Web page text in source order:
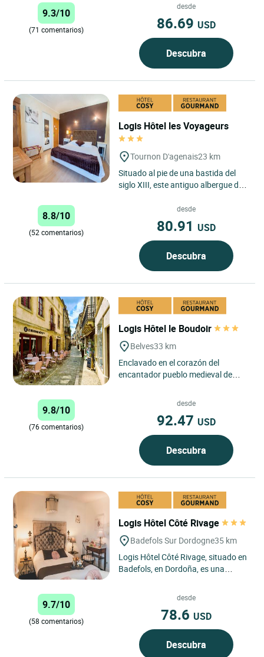
Monflanquin, catalogado...
9.3/10
(71 comentarios)
desde
86.69 USD
Descubra
Logis Hôtel les Voyageurs
Tournon D'agenais23 km
Situado al pie de una bastida del
siglo XIII, este antiguo albergue de
degustar sus productos...
8.8/10
(52 comentarios)
desde
80.91 USD
Descubra
Logis Hôtel le Boudoir
Belves33 km
Enclavado en el corazón del
encantador pueblo medieval de
ofrece un apacible refugio...
9.8/10
(76 comentarios)
desde
92.47 USD
Descubra
Logis Hôtel Côté Rivage
Badefols Sur Dordogne35 km
Logis Hôtel Côté Rivage, situado en
Badefols, en Dordoña, es una
Périgord Noir y el...
9.7/10
(58 comentarios)
desde
78.6 USD
Descubra